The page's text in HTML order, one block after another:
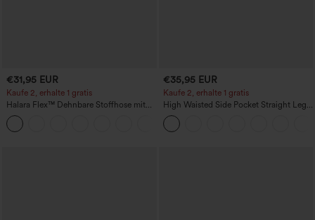
€31,95 EUR
Kaufe 2, erhalte 1 gratis
Halara Flex™ Dehnbare Stoffhose mit
hohem Bund und Seitentasche hinten
€35,95 EUR
Kaufe 2, erhalte 1 gratis
High Waisted Side Pocket Straight Leg
Work Pants